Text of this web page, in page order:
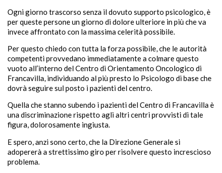
Ogni giorno trascorso senza il dovuto supporto psicologico, è
per queste persone un giorno di dolore ulteriore in più che va
invece affrontato con la massima celerità possibile.
Per questo chiedo con tutta la forza possibile, che le autorità
competenti provvedano immediatamente a colmare questo
vuoto all’interno del Centro di Orientamento Oncologico di
Francavilla, individuando al più presto lo Psicologo di base che
dovrà seguire sul posto i pazienti del centro.
Quella che stanno subendo i pazienti del Centro di Francavilla è
una discriminazione rispetto agli altri centri provvisti di tale
figura, dolorosamente ingiusta.
E spero, anzi sono certo, che la Direzione Generale si
adopererà a strettissimo giro per risolvere questo increscioso
problema.